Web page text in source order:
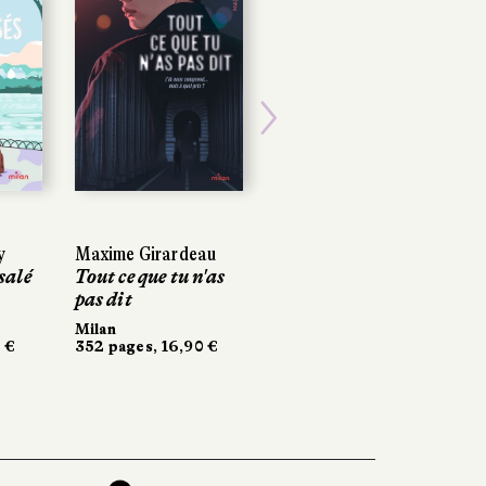
€
Maxime Girardeau
Tout ce que tu n'as
pas dit
Milan
352 pages, 16,90 €
€
Maxime Girardeau
Tout ce que tu n'as
pas dit
Milan
352 pages, 16,90 €